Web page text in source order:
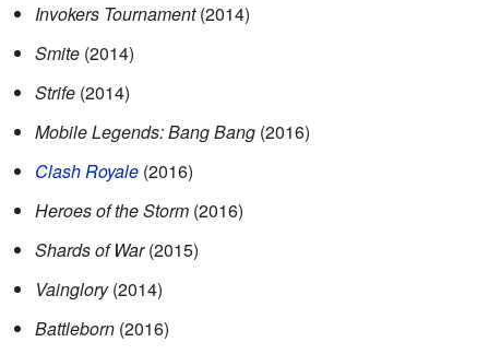
Invokers Tournament(2014)
Smite (2014)
Strife (2014)
Mobile Legends: Bang Bang (2016)
Clash Royale (2016)
Heroes of the Storm (2016)
Shards of War(2015)
Vainglory(2014)
Battleborn (2016)